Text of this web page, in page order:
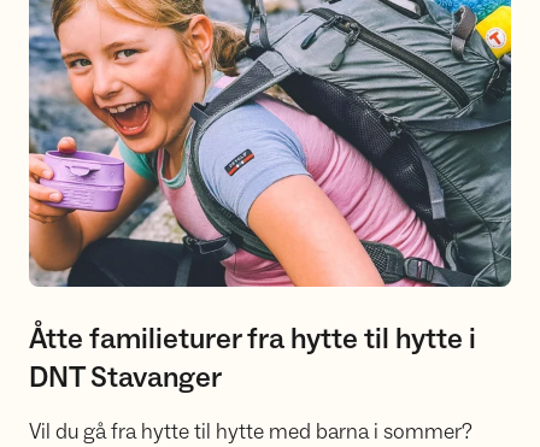
Åtte familieturer fra hytte til hytte i
DNT Stavanger
Vil du gå fra hytte til hytte med barna i sommer?